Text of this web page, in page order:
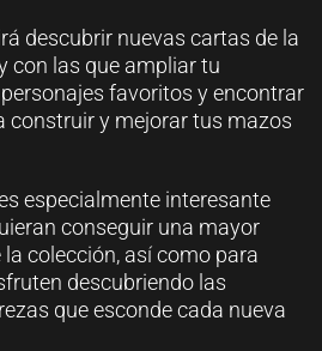
descubrir nuevas cartas de la
con las que ampliar tu
favoritos y encontrar
construir y mejorar tus mazos
especialmente interesante
conseguir una mayor
colección, así como para
descubriendo las
que esconde cada nueva